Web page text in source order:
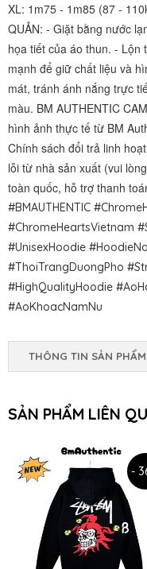
XL: 1m75 - 1m85 (87 -
QUẢN: - Giặt bằng nước
họa tiết của áo thun. - Lộn
mạnh để giữ chất liệu và
mát, tránh ánh nắng trực
màu. BM AUTHENTIC
hình ảnh thực tế từ BM
Chính sách đổi trả linh
lỗi từ nhà sản xuất (vui
toàn quốc, hỗ trợ thanh
#BMAUTHENTIC
#ChromeHeartsVietnam
#UnisexHoodie
#ThoiTrangDuongPho
#HighQualityHoodie
#AoKhoacNamNu
THÔNG TIN SẢN PHẨM
SẢN PHẨM LIÊN
-